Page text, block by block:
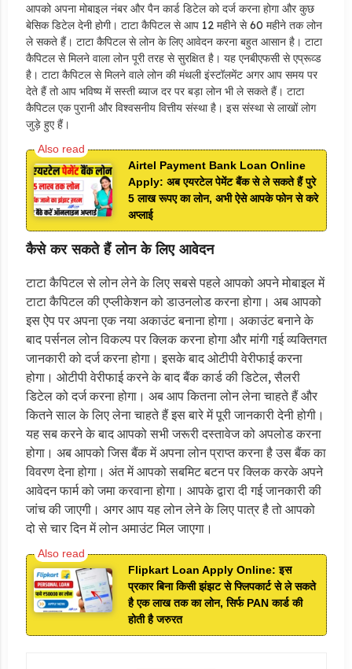
आपको अपना मोबाइल नंबर और पैन कार्ड डिटेल को दर्ज करना होगा और कुछ
बेसिक डिटेल देनी होगी। टाटा कैपिटल से आप 12 महीने से 60 महीने तक लोन
ले सकते हैं। टाटा कैपिटल से लोन के लिए आवेदन करना बहुत आसान है। टाटा
कैपिटल से मिलने वाला लोन पूरी तरह से सुरक्षित है। यह एनबीएफसी से एप्रूव्ड
है। टाटा कैपिटल से मिलने वाले लोन की मंथली इंस्टॉलमेंट अगर आप समय पर
देते हैं तो आप भविष्य में सस्ती ब्याज दर पर बड़ा लोन भी ले सकते हैं। टाटा
कैपिटल एक पुरानी और विश्वसनीय वित्तीय संस्था है। इस संस्था से लाखों लोग
जुड़े हुए हैं।
Airtel Payment Bank Loan Online
Apply: अब एयरटेल पेमेंट बैंक से ले सकते हैं पुरे
5 लाख रूपए का लोन, अभी ऐसे आपके फोन से करे
अप्लाई
कैसे कर सकते हैं लोन के लिए आवेदन
टाटा कैपिटल से लोन लेने के लिए सबसे पहले आपको अपने मोबाइल में
टाटा कैपिटल की एप्लीकेशन को डाउनलोड करना होगा। अब आपको
इस ऐप पर अपना एक नया अकाउंट बनाना होगा। अकाउंट बनाने के
बाद पर्सनल लोन विकल्प पर क्लिक करना होगा और मांगी गई व्यक्तिगत
जानकारी को दर्ज करना होगा। इसके बाद ओटीपी वेरीफाई करना
होगा। ओटीपी वेरीफाई करने के बाद बैंक कार्ड की डिटेल, सैलरी
डिटेल को दर्ज करना होगा। अब आप कितना लोन लेना चाहते हैं और
कितने साल के लिए लेना चाहते हैं इस बारे में पूरी जानकारी देनी होगी।
यह सब करने के बाद आपको सभी जरूरी दस्तावेज को अपलोड करना
होगा। अब आपको जिस बैंक में अपना लोन प्राप्त करना है उस बैंक का
विवरण देना होगा। अंत में आपको सबमिट बटन पर क्लिक करके अपने
आवेदन फार्म को जमा करवाना होगा। आपके द्वारा दी गई जानकारी की
जांच की जाएगी। अगर आप यह लोन लेने के लिए पात्र है तो आपको
दो से चार दिन में लोन अमाउंट मिल जाएगा।
Flipkart Loan Apply Online: इस
प्रकार बिना किसी झंझट से फ्लिपकार्ट से ले सकते
है एक लाख तक का लोन, सिर्फ PAN कार्ड की
होती है जरुरत